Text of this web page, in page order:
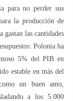
para no perder sus
la producción de
gastan las cantidades
Polonia ha
5% del PIB en
estable en más del
un buen amo,
a los 5.000